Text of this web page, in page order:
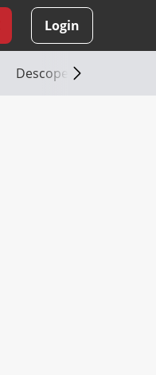
Login
Descoperă România